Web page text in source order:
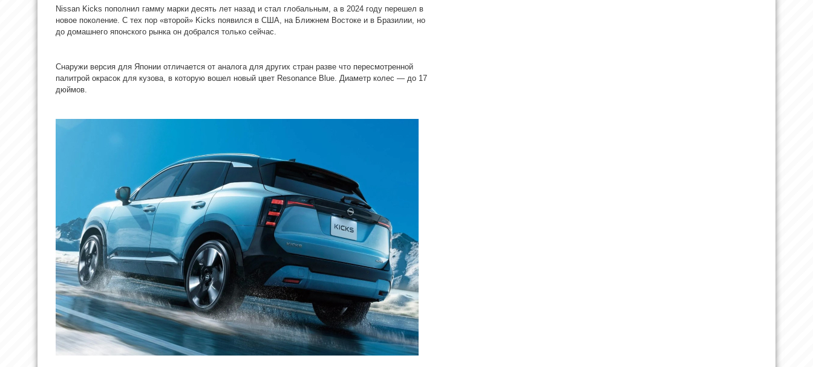
Nissan Kicks пополнил гамму марки десять лет назад и стал глобальным, а в 2024 году перешел в
новое поколение. С тех пор «второй» Kicks появился в США, на Ближнем Востоке и в Бразилии, но
до домашнего японского рынка он добрался только сейчас.
Снаружи версия для Японии отличается от аналога для других стран разве что пересмотренной
палитрой окрасок для кузова, в которую вошел новый цвет Resonance Blue. Диаметр колес — до 17
дюймов.